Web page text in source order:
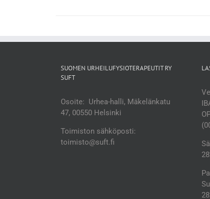
SUOMEN URHEILUFYSIOTERAPEUTIT RY
SUFT
Osoite: Urhea-halli, Mäkelänkatu
47, 00550 Helsinki
Toimiston sähköposti:
toimisto@suft.fi